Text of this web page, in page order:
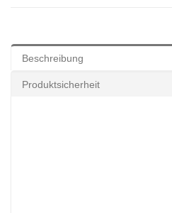
Beschreibung
Produktsicherheit